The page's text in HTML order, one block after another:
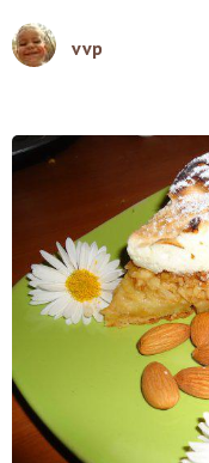
vvp